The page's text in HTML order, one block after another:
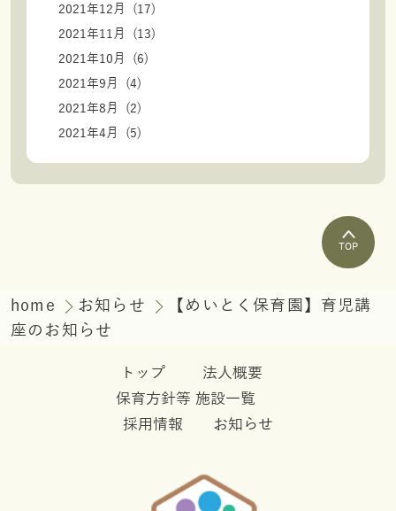
2021年12月 (17)
2021年11月 (13)
2021年10月 (6)
2021年9月 (4)
2021年8月 (2)
2021年4月 (5)
TOP
home お知らせ
【めいとく保育園】育児講
座のお知らせ
トップ
法人概要
保育方針等 施設一覧
採用情報
お知らせ